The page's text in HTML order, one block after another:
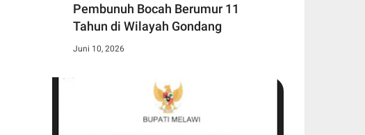
Pembunuh Bocah Berumur 11
Tahun di Wilayah Gondang
Juni 10, 2026